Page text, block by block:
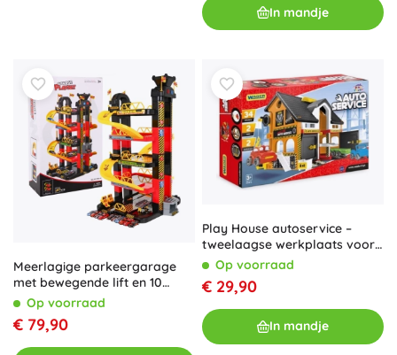
In mandje
Meerlagige parkeergarage
met bewegende lift en 10
raceautootjes
Op voorraad
€ 79,90
Play House autoservice –
tweelaagse werkplaats voor
kinderen
Op voorraad
€ 29,90
In mandje